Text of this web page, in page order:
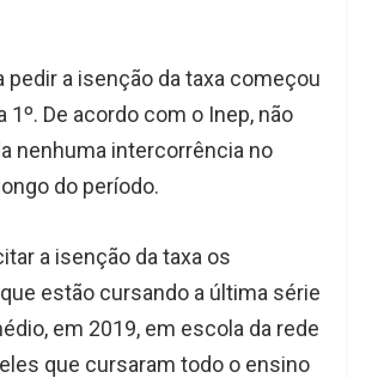
pedir a isenção da taxa começou
1º. De acordo com o Inep, não
nenhuma intercorrência no
do período.
a isenção da taxa os
estão cursando a última série
em 2019, em escola da rede
que cursaram todo o ensino